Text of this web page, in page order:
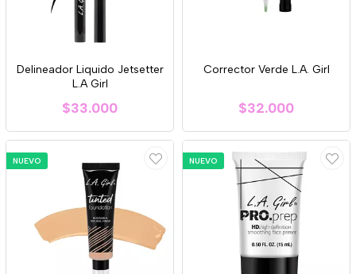
Delineador Liquido Jetsetter
L.A Girl
$33.000
Corrector Verde L.A. Girl
$32.000
NUEVO NUEVO